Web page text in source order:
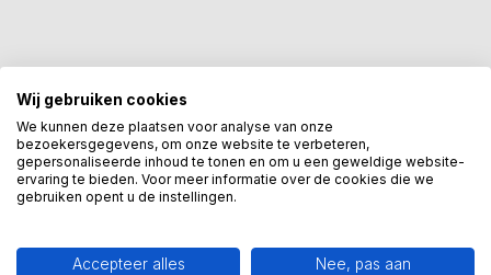
Mis onze nieuwsbrief niet
Schrijf je in en ontvang onze nieuwe aanbiedingen
Wij gebruiken cookies
We kunnen deze plaatsen voor analyse van onze
bezoekersgegevens, om onze website te verbeteren,
gepersonaliseerde inhoud te tonen en om u een geweldige website-
ervaring te bieden. Voor meer informatie over de cookies die we
gebruiken opent u de instellingen.
Accepteer alles Nee, pas aan